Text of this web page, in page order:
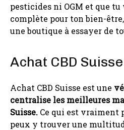
pesticides ni OGM et que
complète pour ton bien-
une boutique à essayer de
Achat CBD Suisse
Achat CBD Suisse est une
centralise les meilleures
Suisse. Ce qui est vraiment
peux y trouver une